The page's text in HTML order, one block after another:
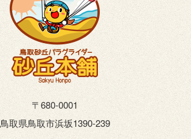
〒680-0001
鳥取県鳥取市浜坂1390-239